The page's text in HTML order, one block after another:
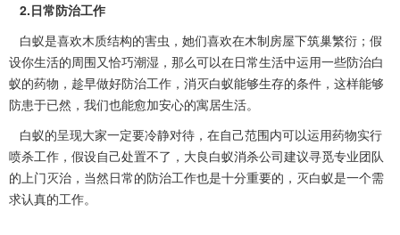
2.日常防治工作
白蚁是喜欢木质结构的害虫，她们喜欢在木制房屋下筑巢繁衍 ；假
设你生活的周围又恰巧潮湿，那么可以在日常生活中运用一些防治白
蚁的药物，趁早做好防治工作，消灭白蚁能够生存的条件，这样能够
防患于已然，我们也能愈加安心的寓居生活。
白蚁的呈现大家一定要冷静对待，在自己范围内可以运用药物实行
喷杀工作，假设自己处置不了，大良白蚁消杀公司建议寻觅专业团队
的上门灭治，当然日常的防治工作也是十分重要的，灭白蚁是一个需
求认真的工作。